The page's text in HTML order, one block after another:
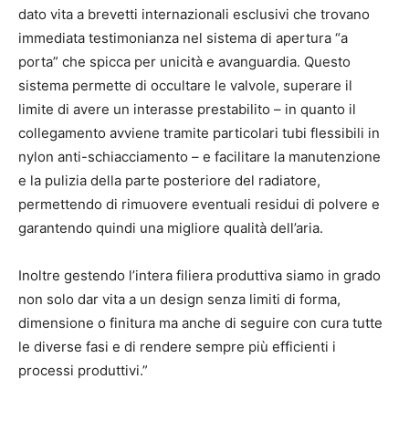
dato vita a brevetti internazionali esclusivi che trovano
immediata testimonianza nel sistema di apertura “a
porta” che spicca per unicità e avanguardia. Questo
sistema permette di occultare le valvole, superare il
limite di avere un interasse prestabilito – in quanto il
collegamento avviene tramite particolari tubi flessibili in
nylon anti-schiacciamento – e facilitare la manutenzione
e la pulizia della parte posteriore del radiatore,
permettendo di rimuovere eventuali residui di polvere e
garantendo quindi una migliore qualità dell’aria.
Inoltre gestendo l’intera filiera produttiva siamo in grado
non solo dar vita a un design senza limiti di forma,
dimensione o finitura ma anche di seguire con cura tutte
le diverse fasi e di rendere sempre più efficienti i
processi produttivi.”